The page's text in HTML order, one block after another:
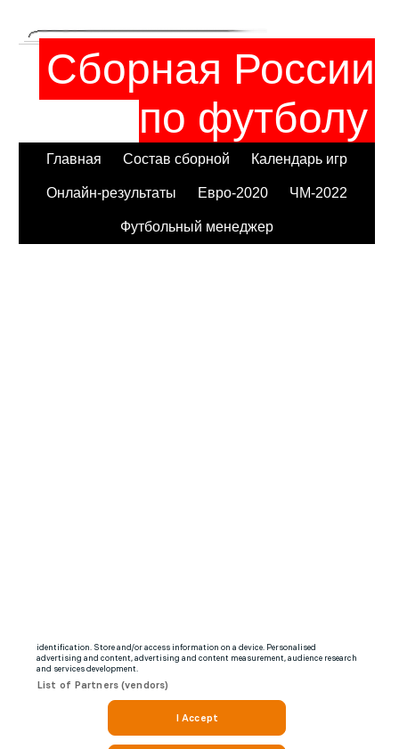
Сборная России
по футболу
Главная Состав сборной Календарь игр
Онлайн-результаты Евро-2020 ЧМ-2022
Футбольный менеджер